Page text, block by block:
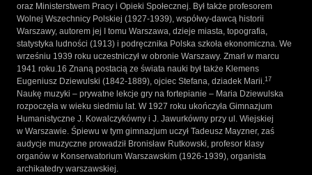
oraz Ministerstwem Pracy i Opieki Społecznej. Był także profesorem
Wolnej Wszechnicy Polskiej (1927-1939), współwy-dawcą historii
Warszawy, autorem jej I tomu Warszawa, dzieje miasta, topografia,
statystyka ludności (1913) i podręcznika Polska szkoła ekonomiczna. We
wrześniu 1939 roku uczestniczył w obronie Warszawy. Zmarł w marcu
1941 roku.16 Znaną postacią ze świata nauki był także Klemens
Eugeniusz Dziewulski (1842-1889), ojciec Stefana, dziadek Marii.17
Naukę muzyki – prywatne lekcje gry na fortepianie – Maria Dziewulska
rozpoczęła w wieku siedmiu lat. W 1927 roku ukończyła Gimnazjum
Humanistyczne J. Kowalczykówny i J. Jawurkówny przy ul. Wiejskiej
w Warszawie. Śpiewu w tym gimnazjum uczył Tadeusz Mayzner, zaś
audycje muzyczne prowadził Bronisław Rutkowski, profesor klasy
organów w Konserwatorium Warszawskim (1926-1939), organista
archikatedry warszawskiej.